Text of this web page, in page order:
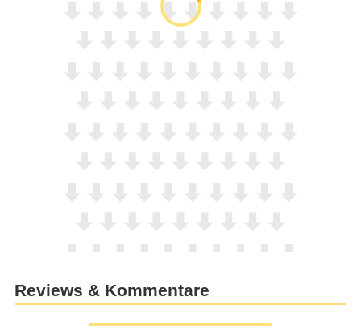
Reviews & Kommentare